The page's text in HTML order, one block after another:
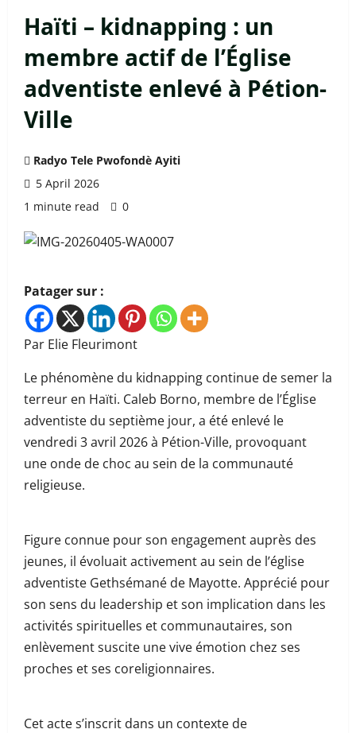
Haïti – kidnapping : un
membre actif de l’Église
adventiste enlevé à Pétion-
Ville
Radyo Tele Pwofondè Ayiti
5 April 2026
1 minute read
0
Patager sur :
Par Elie Fleurimont
Le phénomène du kidnapping continue de semer la
terreur en Haïti. Caleb Borno, membre de l’Église
adventiste du septième jour, a été enlevé le
vendredi 3 avril 2026 à Pétion-Ville, provoquant
une onde de choc au sein de la communauté
religieuse.
Figure connue pour son engagement auprès des
jeunes, il évoluait activement au sein de l’église
adventiste Gethsémané de Mayotte. Apprécié pour
son sens du leadership et son implication dans les
activités spirituelles et communautaires, son
enlèvement suscite une vive émotion chez ses
proches et ses coreligionnaires.
Cet acte s’inscrit dans un contexte de